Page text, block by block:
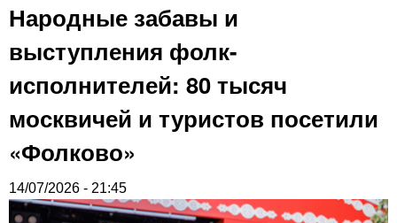
Народные забавы и
выступления фолк-
исполнителей: 80 тысяч
москвичей и туристов посетили
«Фолково»
14/07/2026 - 21:45